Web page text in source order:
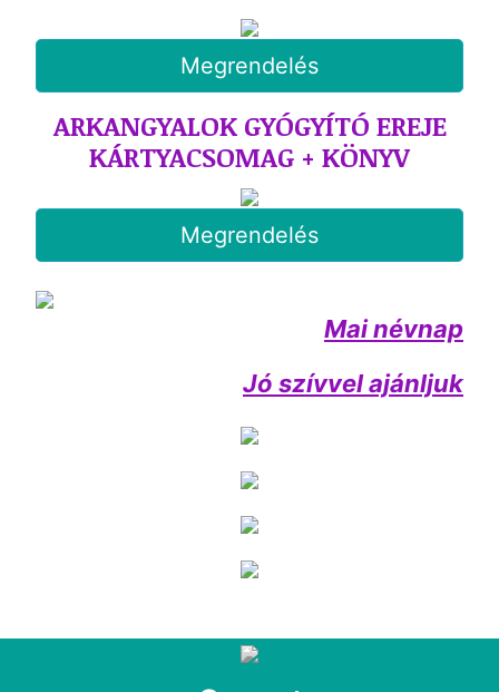
Megrendelés
ARKANGYALOK GYÓGYÍTÓ EREJE
KÁRTYACSOMAG + KÖNYV
Megrendelés
Mai névnap
Jó szívvel ajánljuk